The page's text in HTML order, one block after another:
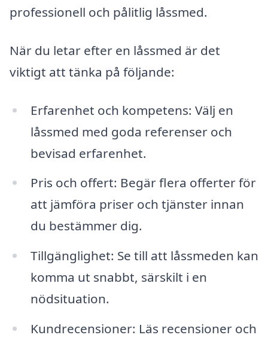
professionell och pålitlig låssmed.
När du letar efter en låssmed är det
viktigt att tänka på följande:
Erfarenhet och kompetens: Välj en
låssmed med goda referenser och
bevisad erfarenhet.
Pris och offert: Begär flera offerter för
att jämföra priser och tjänster innan
du bestämmer dig.
Tillgänglighet: Se till att låssmeden kan
komma ut snabbt, särskilt i en
nödsituation.
Kundrecensioner: Läs recensioner och